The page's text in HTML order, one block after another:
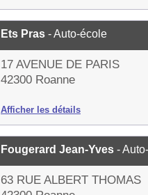
Ets Pras - Auto-école
17 AVENUE DE PARIS
42300 Roanne
Afficher les détails
Fougerard Jean-Yves -
63 RUE ALBERT THOMAS